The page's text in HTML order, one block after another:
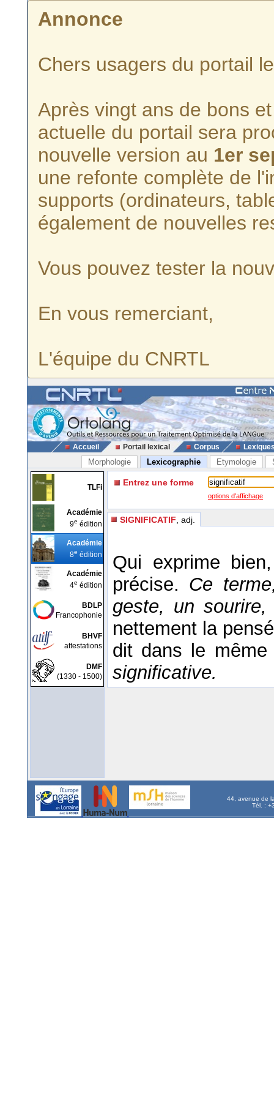
Annonce
Chers usagers du portail
Après vingt ans de bons
actuelle du portail sera
nouvelle version au 1er
une refonte complète de
supports (ordinateurs,
également de nouvelles
Vous pouvez tester la
En vous remerciant,
L'équipe du CNRTL
Accueil Portail lexical Corpus
Morphologie Lexicographie Etymologie
TLFi
Académie
9e édition
Académie
8e édition
Académie
4e édition
BDLP
Francophonie
BHVF
attestations
DMF
(1330 - 1500)
Entrez une forme
options d'affichage
SIGNIFICATIF , adj.
Qui exprime
précise. Ce
geste, un
nettement la
dit dans le
significative.
44, avenue de
Tél. :